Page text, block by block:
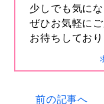
24時
電話
少しでも気にな
ぜひお気軽に
お待ちしてお
前の記事へ